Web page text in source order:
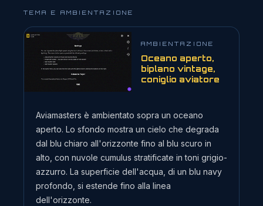
TEMA E AMBIENTAZIONE
AMBIENTAZIONE
Oceano aperto,
biplano vintage,
coniglio aviatore
Aviamasters è ambientato sopra un oceano
aperto. Lo sfondo mostra un cielo che degrada
dal blu chiaro all'orizzonte fino al blu scuro in
alto, con nuvole cumulus stratificate in toni grigio-
azzurro. La superficie dell'acqua, di un blu navy
profondo, si estende fino alla linea
dell'orizzonte.